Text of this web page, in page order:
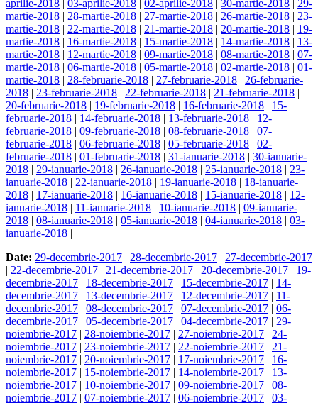
aprilie-2018 | 03-aprilie-2018 | 02-aprilie-2018 | 30-martie-2018 | 29-
martie-2018 | 28-martie-2018 | 27-martie-2018 | 26-martie-2018 | 23-
martie-2018 | 22-martie-2018 | 21-martie-2018 | 20-martie-2018 | 19-
martie-2018 | 16-martie-2018 | 15-martie-2018 | 14-martie-2018 | 13-
martie-2018 | 12-martie-2018 | 09-martie-2018 | 08-martie-2018 | 07-
martie-2018 | 06-martie-2018 | 05-martie-2018 | 02-martie-2018 | 01-
martie-2018 | 28-februarie-2018 | 27-februarie-2018 | 26-februarie-
2018 | 23-februarie-2018 | 22-februarie-2018 | 21-februarie-2018 |
20-februarie-2018 | 19-februarie-2018 | 16-februarie-2018 | 15-
februarie-2018 | 14-februarie-2018 | 13-februarie-2018 | 12-
februarie-2018 | 09-februarie-2018 | 08-februarie-2018 | 07-
februarie-2018 | 06-februarie-2018 | 05-februarie-2018 | 02-
februarie-2018 | 01-februarie-2018 | 31-ianuarie-2018 | 30-ianuarie-
2018 | 29-ianuarie-2018 | 26-ianuarie-2018 | 25-ianuarie-2018 | 23-
ianuarie-2018 | 22-ianuarie-2018 | 19-ianuarie-2018 | 18-ianuarie-
2018 | 17-ianuarie-2018 | 16-ianuarie-2018 | 15-ianuarie-2018 | 12-
ianuarie-2018 | 11-ianuarie-2018 | 10-ianuarie-2018 | 09-ianuarie-
2018 | 08-ianuarie-2018 | 05-ianuarie-2018 | 04-ianuarie-2018 | 03-
ianuarie-2018 |
Date: 29-decembrie-2017 | 28-decembrie-2017 | 27-decembrie-2017
| 22-decembrie-2017 | 21-decembrie-2017 | 20-decembrie-2017 | 19-
decembrie-2017 | 18-decembrie-2017 | 15-decembrie-2017 | 14-
decembrie-2017 | 13-decembrie-2017 | 12-decembrie-2017 | 11-
decembrie-2017 | 08-decembrie-2017 | 07-decembrie-2017 | 06-
decembrie-2017 | 05-decembrie-2017 | 04-decembrie-2017 | 29-
noiembrie-2017 | 28-noiembrie-2017 | 27-noiembrie-2017 | 24-
noiembrie-2017 | 23-noiembrie-2017 | 22-noiembrie-2017 | 21-
noiembrie-2017 | 20-noiembrie-2017 | 17-noiembrie-2017 | 16-
noiembrie-2017 | 15-noiembrie-2017 | 14-noiembrie-2017 | 13-
noiembrie-2017 | 10-noiembrie-2017 | 09-noiembrie-2017 | 08-
noiembrie-2017 | 07-noiembrie-2017 | 06-noiembrie-2017 | 03-